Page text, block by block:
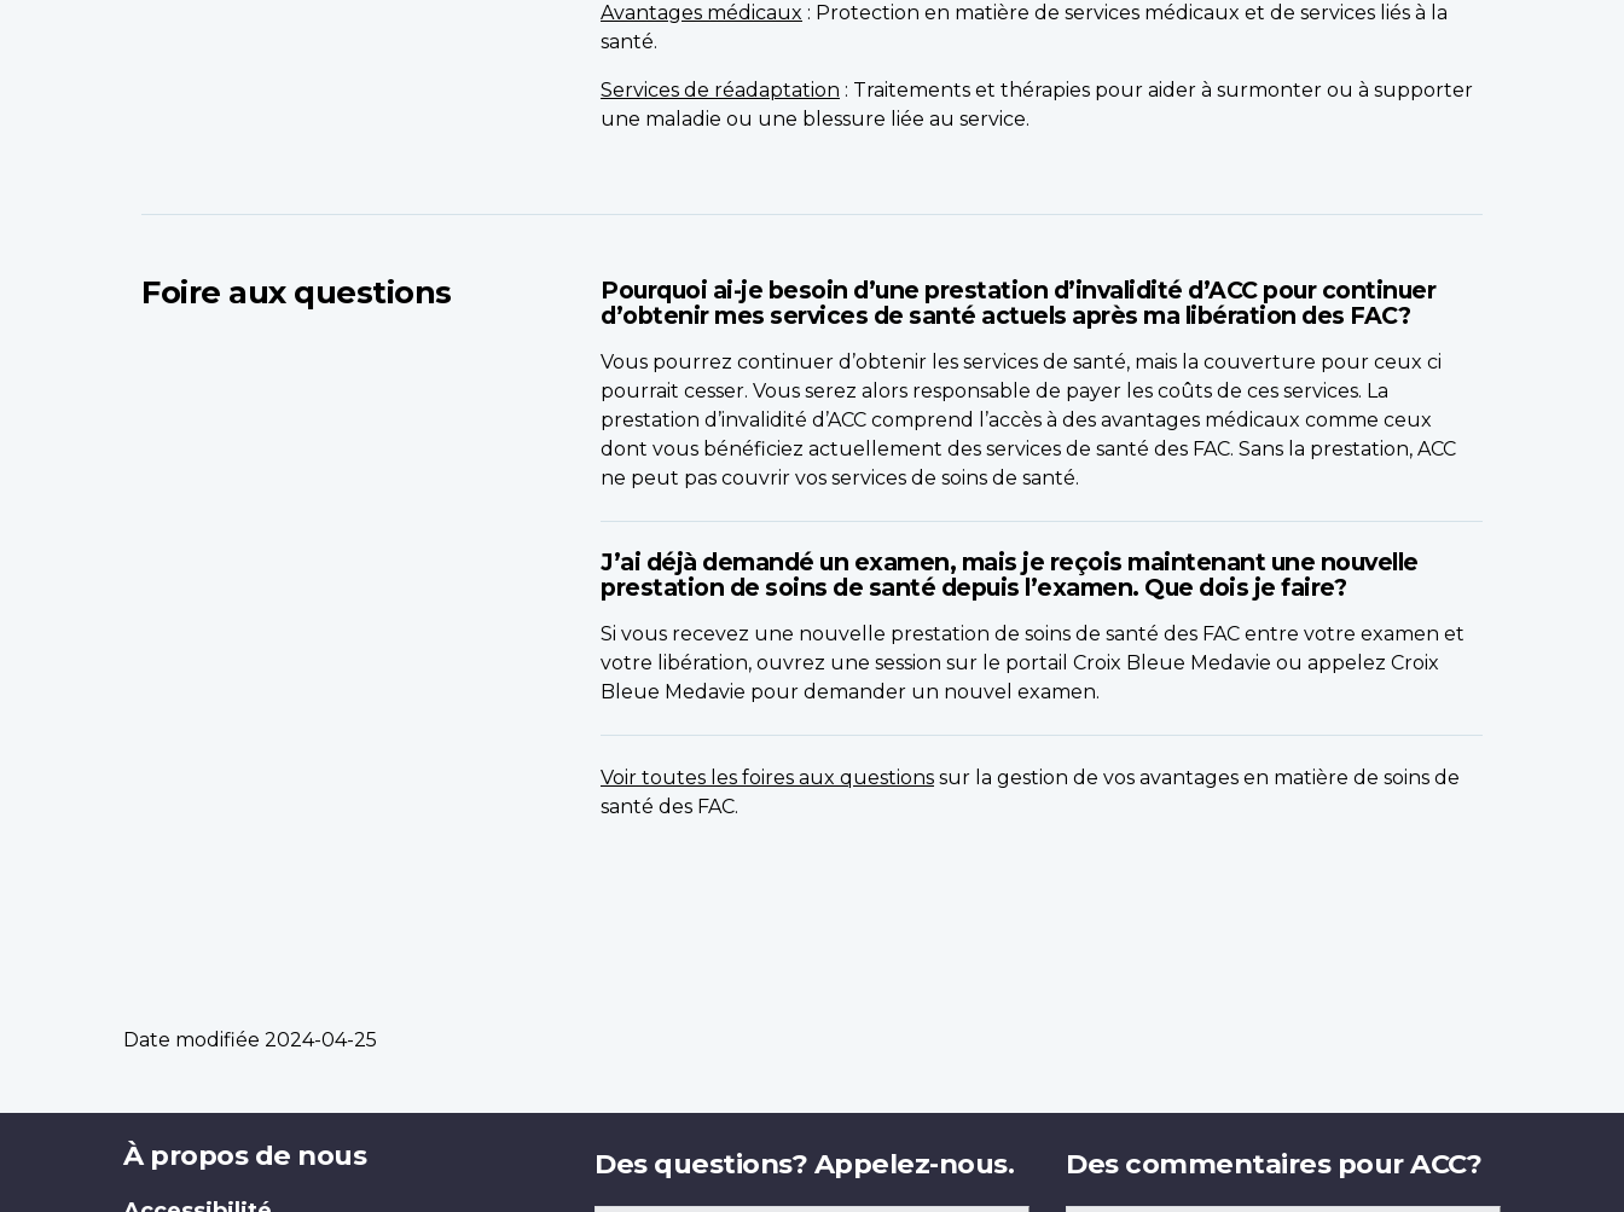
Avantages médicaux : Protection en matière de services médicaux et de services liés à la
santé.
Services de réadaptation : Traitements et thérapies pour aider à surmonter ou à supporter
une maladie ou une blessure liée au service.
Foire aux questions
Pourquoi ai-je besoin d’une prestation d’invalidité d’ACC pour continuer
d’obtenir mes services de santé actuels après ma libération des FAC?
Vous pourrez continuer d’obtenir les services de santé, mais la couverture pour ceux ci
pourrait cesser. Vous serez alors responsable de payer les coûts de ces services. La
prestation d’invalidité d’ACC comprend l’accès à des avantages médicaux comme ceux
dont vous bénéficiez actuellement des services de santé des FAC. Sans la prestation, ACC
ne peut pas couvrir vos services de soins de santé.
J’ai déjà demandé un examen, mais je reçois maintenant une nouvelle
prestation de soins de santé depuis l’examen. Que dois je faire?
Si vous recevez une nouvelle prestation de soins de santé des FAC entre votre examen et
votre libération, ouvrez une session sur le portail Croix Bleue Medavie ou appelez Croix
Bleue Medavie pour demander un nouvel examen.
Voir toutes les foires aux questions sur la gestion de vos avantages en matière de soins de
santé des FAC.
Date modifiée 2024-04-25
Brand
À propos de nous Des questions? Appelez-nous. Des commentaires pour ACC?